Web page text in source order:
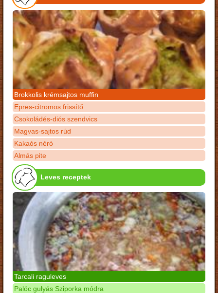
Brokkolis krémsajtos muffin
Epres-citromos frissítő
Csokoládés-diós szendvics
Magvas-sajtos rúd
Kakaós néró
Almás pite
Leves receptek
Tarcali raguleves
Palóc gulyás Sziporka módra